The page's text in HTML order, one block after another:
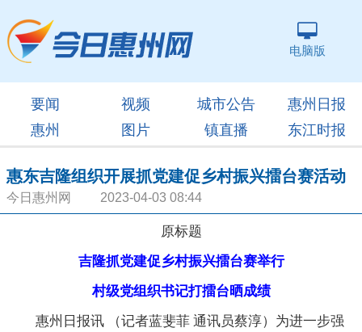
电脑版
要闻 视频 城市公告
惠州日报
惠州
图片 镇直播 东江时报
惠东吉隆组织开展抓党建促乡村振兴擂台赛活动
今日惠州网 2023-04-03 08:44
原标题
吉隆抓党建促乡村振兴擂台赛举行
村级党组织书记打擂台晒成绩
惠州日报讯 （记者蓝斐菲 通讯员蔡淳）为进一步强